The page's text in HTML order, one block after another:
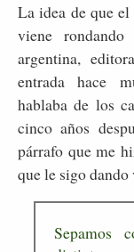
La idea de que
viene
argentina,
entrada hace
hablaba de los
cinco años
párrafo que me
que le sigo dando
Sepamos